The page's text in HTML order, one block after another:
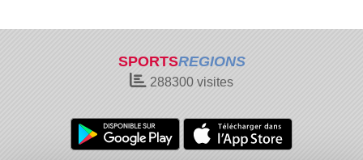
SPORTSREGIONS
288300 visites